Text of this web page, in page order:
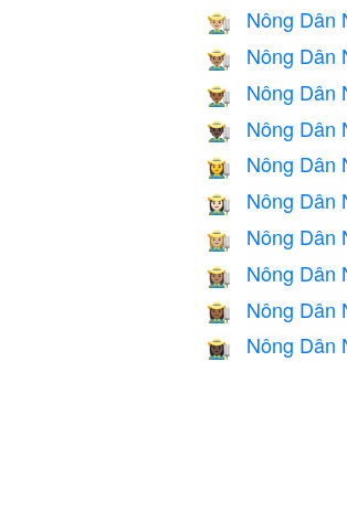
👨🏼‍🌾 Nông Dân
👨🏽‍🌾 Nông Dân
👨🏾‍🌾 Nông Dân
👨🏿‍🌾 Nông Dân
👩‍🌾 Nông Dân
👩🏻‍🌾 Nông Dân
👩🏼‍🌾 Nông Dân
👩🏽‍🌾 Nông Dân
👩🏾‍🌾 Nông Dân
👩🏿‍🌾 Nông Dân